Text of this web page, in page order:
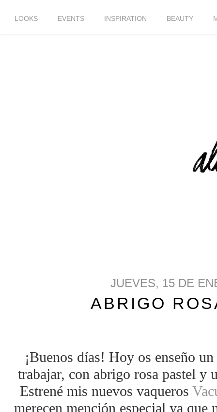
LOOKS EVENTS INSPIRATION BEAUTY
JUEVES, 15 DE
ABRIGO
¡Buenos días! Hoy os enseño
trabajar, con abrigo rosa pastel y
Estrené mis nuevos vaqueros
merecen mención especial ya que